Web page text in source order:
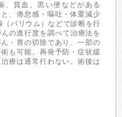
、貧血、黒い便などがある
、倦怠感・嘔吐・体重減少
バリウム）などで診断を行
の進行度を調べて治療法を
・胃の切除であり、一部の
も可能。再発予防・症状緩
療は通常行わない。術後は